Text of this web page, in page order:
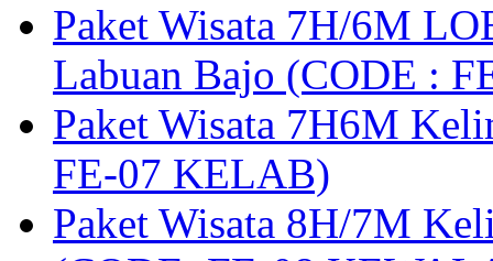
Paket Wisata 7H/6M
Labuan Bajo (CODE :
Paket Wisata 7H6M
FE-07 KELAB)
Paket Wisata 8H/7M